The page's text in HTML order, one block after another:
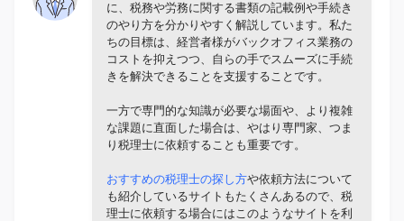
に、税務や労務に関する書類の記載例や手続き
のやり方を分かりやすく解説しています。私た
ちの目標は、経営者様がバックオフィス業務の
コストを抑えつつ、自らの手でスムーズに手続
きを解決できることを支援することです。
一方で専門的な知識が必要な場面や、より複雑
な課題に直面した場合は、やはり専門家、つま
り税理士に依頼することも重要です。
おすすめの税理士の探し方や依頼方法について
も紹介しているサイトもたくさんあるので、税
理士に依頼する場合にはこのようなサイトを利